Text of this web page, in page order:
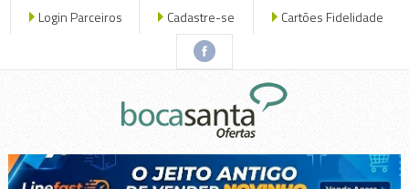
Login Parceiros Cadastre-se Cartões Fidelidade